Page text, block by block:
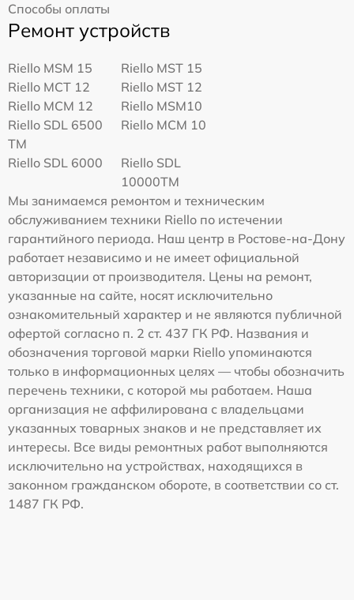
Способы оплаты
Ремонт устройств
Riello MSM 15
Riello MST 15
Riello MCT 12
Riello MST 12
Riello MCM 12
Riello MSM10
Riello SDL 6500
TM
Riello MCM 10
Riello SDL 6000
Riello SDL
10000TM
Мы занимаемся ремонтом и техническим
обслуживанием техники Riello по истечении
гарантийного периода. Наш центр в Ростове-на-Дону
работает независимо и не имеет официальной
авторизации от производителя. Цены на ремонт,
указанные на сайте, носят исключительно
ознакомительный характер и не являются публичной
офертой согласно п. 2 ст. 437 ГК РФ. Названия и
обозначения торговой марки Riello упоминаются
только в информационных целях — чтобы обозначить
перечень техники, с которой мы работаем. Наша
организация не аффилирована с владельцами
указанных товарных знаков и не представляет их
интересы. Все виды ремонтных работ выполняются
исключительно на устройствах, находящихся в
законном гражданском обороте, в соответствии со ст.
1487 ГК РФ.